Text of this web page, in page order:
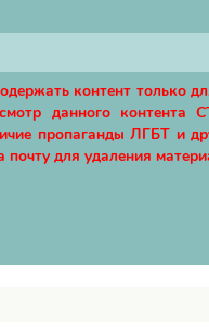
контент только
данного
пропаганды ЛГБТ и
почту для удаления